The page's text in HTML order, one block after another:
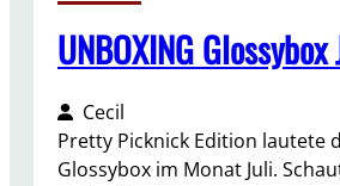
UNBOXING
Cecil
Pretty Picknick Edition lautete
Glossybox im Monat Juli.